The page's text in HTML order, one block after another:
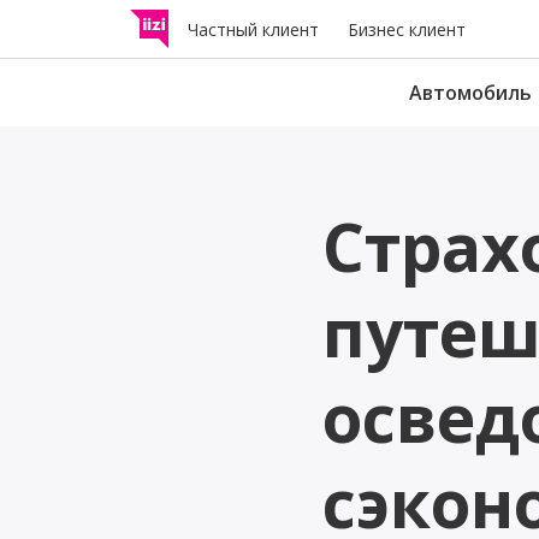
Частный клиент Бизнес клиент
Автомобиль
дорожного
Возмещает другим
дорожного движения
аварии.
Страхование
лёгкому
средству страховка и